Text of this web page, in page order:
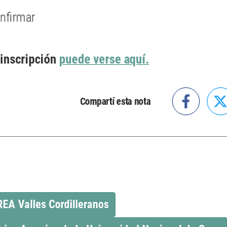
puede verse aquí.
Compartí esta nota
Valles Cordilleranos